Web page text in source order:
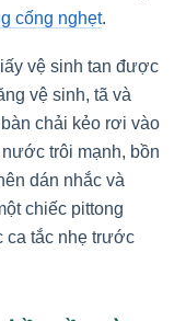
cống nghẹt.
vệ sinh tan được
vệ sinh, tã và
chải kẻo rơi vào
trôi mạnh, bồn
dán nhắc và
chiếc pittong
ca tắc nhẹ trước